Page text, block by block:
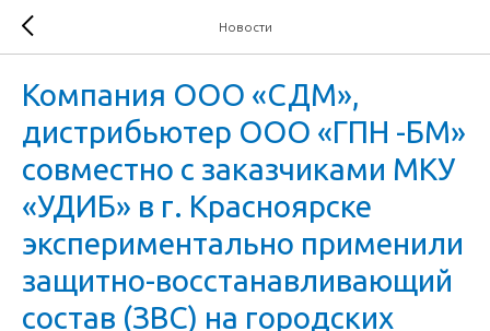
Новости
Компания ООО «СДМ»,
дистрибьютер ООО «ГПН -БМ»
совместно с заказчиками МКУ
«УДИБ» в г. Красноярске
экспериментально применили
защитно-восстанавливающий
состав (ЗВС) на городских